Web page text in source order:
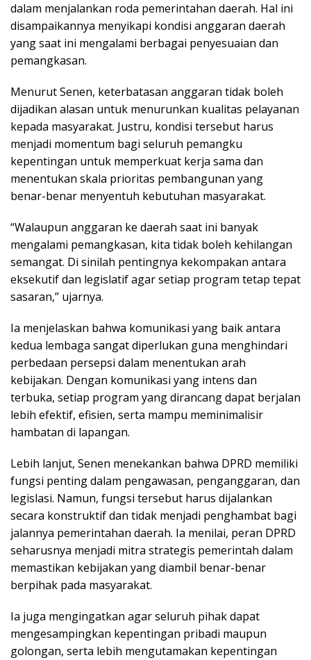
dalam menjalankan roda pemerintahan daerah. Hal ini
disampaikannya menyikapi kondisi anggaran daerah
yang saat ini mengalami berbagai penyesuaian dan
pemangkasan.
Menurut Senen, keterbatasan anggaran tidak boleh
dijadikan alasan untuk menurunkan kualitas pelayanan
kepada masyarakat. Justru, kondisi tersebut harus
menjadi momentum bagi seluruh pemangku
kepentingan untuk memperkuat kerja sama dan
menentukan skala prioritas pembangunan yang
benar-benar menyentuh kebutuhan masyarakat.
“Walaupun anggaran ke daerah saat ini banyak
mengalami pemangkasan, kita tidak boleh kehilangan
semangat. Di sinilah pentingnya kekompakan antara
eksekutif dan legislatif agar setiap program tetap tepat
sasaran,” ujarnya.
Ia menjelaskan bahwa komunikasi yang baik antara
kedua lembaga sangat diperlukan guna menghindari
perbedaan persepsi dalam menentukan arah
kebijakan. Dengan komunikasi yang intens dan
terbuka, setiap program yang dirancang dapat berjalan
lebih efektif, efisien, serta mampu meminimalisir
hambatan di lapangan.
Lebih lanjut, Senen menekankan bahwa DPRD memiliki
fungsi penting dalam pengawasan, penganggaran, dan
legislasi. Namun, fungsi tersebut harus dijalankan
secara konstruktif dan tidak menjadi penghambat bagi
jalannya pemerintahan daerah. Ia menilai, peran DPRD
seharusnya menjadi mitra strategis pemerintah dalam
memastikan kebijakan yang diambil benar-benar
berpihak pada masyarakat.
Ia juga mengingatkan agar seluruh pihak dapat
mengesampingkan kepentingan pribadi maupun
golongan, serta lebih mengutamakan kepentingan